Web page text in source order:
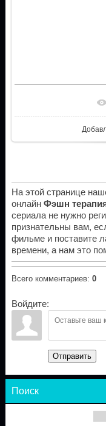
На этой странице
онлайн Фэшн
сериала не нужно
признательны вам,
фильме и поставите
времени, а нам это
Всего комментариев: 0
Войдите:
Отправить
Поиск